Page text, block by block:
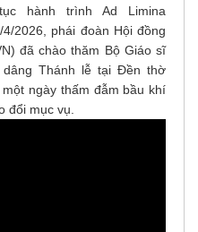
hành trình Ad Limina
2026, phái đoàn Hội đồng
đã chào thăm Bộ Giáo sĩ
Thánh lễ tại Đền thờ
ngày thấm đẫm bầu khí
đổi mục vụ.